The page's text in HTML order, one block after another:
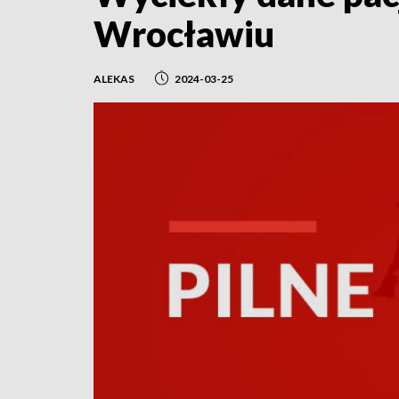
Wrocławiu
ALEKAS 2024-03-25